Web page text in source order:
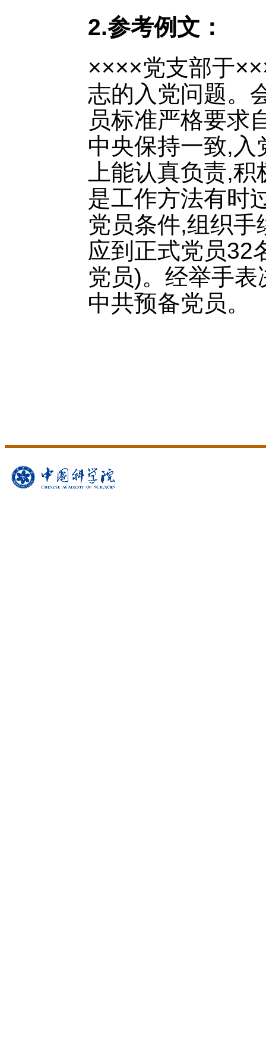
2.参考例文：
××××党支部于
志的入党问题。
员标准严格要求
中央保持一致,
上能认真负责,
是工作方法有时
党员条件,组织
应到正式党员32
党员)。经举手
中共预备党员。